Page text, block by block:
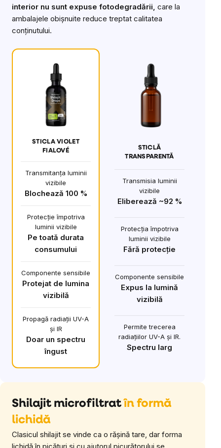
interior nu sunt expuse fotodegradării, care la
ambalajele obișnuite reduce treptat calitatea
conținutului.
STICLA VIOLET
FIALOVÉ
Transmitanța luminii
vizibile
Blochează 100 %
Protecție împotriva
luminii vizibile
Pe toată durata
consumului
Componente sensibile
Protejat de lumina
vizibilă
Propagă radiații UV-A
și IR
Doar un spectru
îngust
STICLĂ
TRANSPARENTĂ
Transmisia luminii
vizibile
Eliberează ~92 %
Protecția împotriva
luminii vizibile
Fără protecție
Componente sensibile
Expus la lumină
vizibilă
Permite trecerea
radiațiilor UV-A și IR.
Spectru larg
Shilajit microfiltratîn formă
lichidă
Clasicul shilajit se vinde ca o rășină tare, dar forma
lichidă în picături și cu ajutorul picurătorului se